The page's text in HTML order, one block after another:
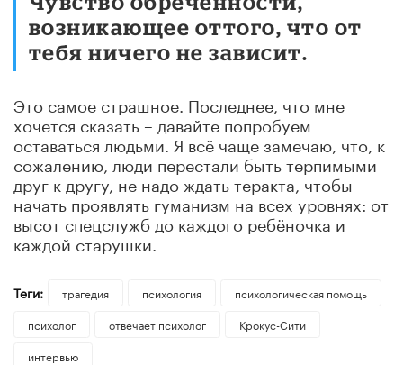
возникающее оттого, что от
тебя ничего не зависит.
Это самое страшное. Последнее, что мне
хочется сказать – давайте попробуем
оставаться людьми. Я всё чаще замечаю, что, к
сожалению, люди перестали быть терпимыми
друг к другу, не надо ждать теракта, чтобы
начать проявлять гуманизм на всех уровнях: от
высот спецслужб до каждого ребёночка и
каждой старушки.
Теги: трагедия психология
психологическая помощь
психолог
отвечает психолог
Крокус-Сити
интервью